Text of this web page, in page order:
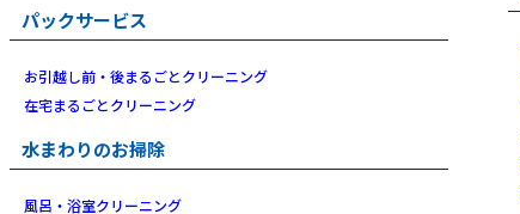
パックサービス
お引越し前・後まるごとクリーニング
在宅まるごとクリーニング
水まわりのお掃除
風呂・浴室クリーニング